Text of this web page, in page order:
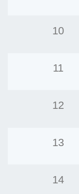
10
11
12
13
14